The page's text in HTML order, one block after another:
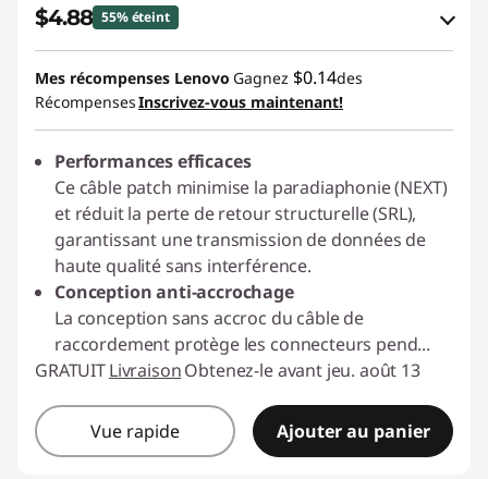
$4.88 55% éteint
Économies en bon de réduction en ligne :
-$6.11
Utiliser un bon de réduction en ligne :
C2GCASALE
Mes récompenses Lenovo Gagnez $0.14des
RécompensesInscrivez-vous maintenant!
Performances efficaces
Ce câble patch minimise la paradiaphonie (NEXT)
et réduit la perte de retour structurelle (SRL),
garantissant une transmission de données de
haute qualité sans interférence.
Conception anti-accrochage
La conception sans accroc du câble de
raccordement protège les connecteurs pend...
GRATUITLivraisonObtenez-le avant jeu. août 13
Vue rapide Ajouter au panier